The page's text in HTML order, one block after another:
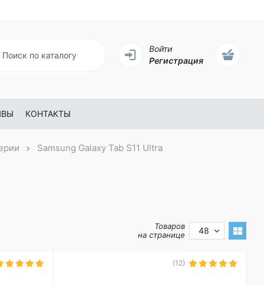
Войти
Регистрация
КОНТАКТЫ
Samsung Galaxy Tab S11 Ultra
Товаров
на странице
48
(12)